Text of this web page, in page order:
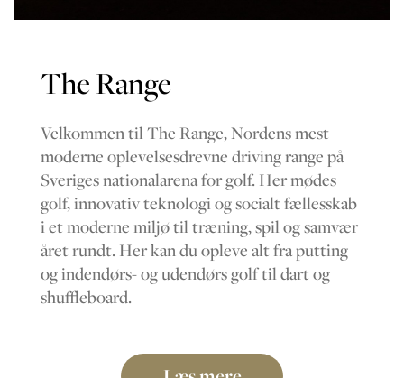
The Range
Velkommen til The Range, Nordens mest
moderne oplevelsesdrevne driving range på
Sveriges nationalarena for golf. Her mødes
golf, innovativ teknologi og socialt fællesskab
i et moderne miljø til træning, spil og samvær
året rundt. Her kan du opleve alt fra putting
og indendørs- og udendørs golf til dart og
shuffleboard.